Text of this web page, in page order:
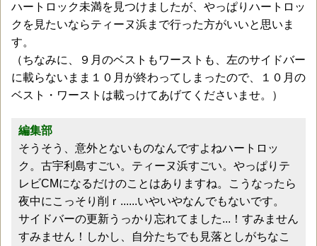
ハートロック未満を見つけましたが、やっぱりハートロッ
クを見たいならティーヌ浜まで行った方がいいと思いま
す。
（ちなみに、９月のベストもワーストも、左のサイドバー
に載らないまま１０月が終わってしまったので、１０月の
ベスト・ワーストは載っけてあげてくださいませ。）
編集部
そうそう、意外とないものなんですよねハートロッ
ク。古宇利島すごい。ティーヌ浜すごい。やっぱりテ
レビCMになるだけのことはありますね。こうなったら
夜中にこっそり削ｒ......いやいやなんでもないです。
サイドバーの更新うっかり忘れてました...！すみません
すみません！しかし、自分たちでも見落としがちなこ